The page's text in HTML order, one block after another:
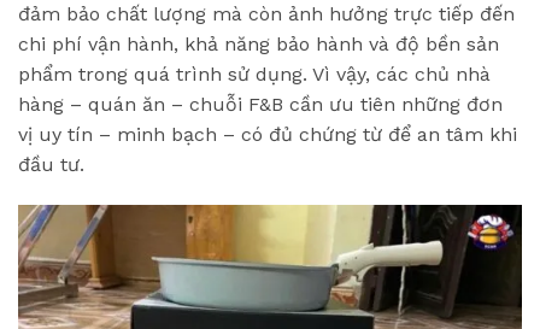
đảm bảo chất lượng mà còn ảnh hưởng trực tiếp đến
chi phí vận hành, khả năng bảo hành và độ bền sản
phẩm trong quá trình sử dụng. Vì vậy, các chủ nhà
hàng – quán ăn – chuỗi F&B cần ưu tiên những đơn
vị uy tín – minh bạch – có đủ chứng từ để an tâm khi
đầu tư.